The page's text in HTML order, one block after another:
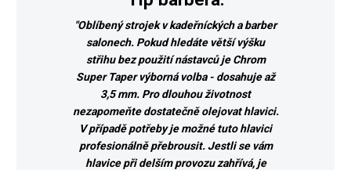
"Oblíbený strojek v kadeřníckých a barber
salonech. Pokud hledáte větší výšku
střihu bez použití nástavců je Chrom
Super Taper výborná volba - dosahuje až
3,5 mm. Pro dlouhou životnost
nezapomeňte dostatečně olejovat hlavici.
V případě potřeby je možné tuto hlavici
profesionálně přebrousit. Jestli se vám
hlavice při delším provozu zahřívá, je